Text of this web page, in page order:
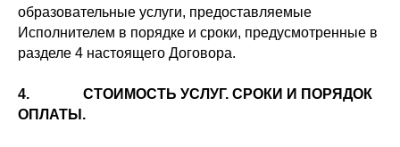
образовательные услуги, предоставляемые
Исполнителем в порядке и сроки, предусмотренные в
разделе 4 настоящего Договора.
4. СТОИМОСТЬ УСЛУГ. СРОКИ И ПОРЯДОК
ОПЛАТЫ.